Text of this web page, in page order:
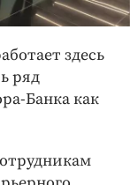
здесь
ряд
­Банка как